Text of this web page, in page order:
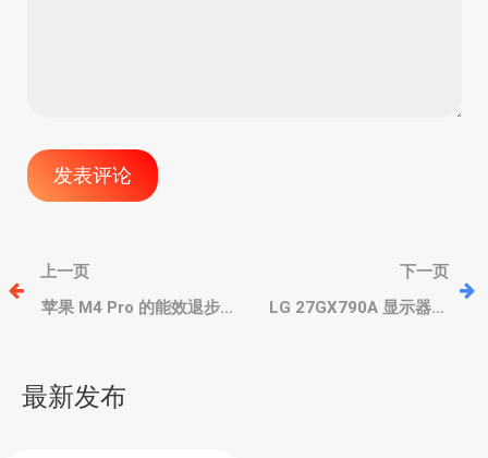
文
章
航
上一页
苹果 M4 Pro 的能效退步，
下一页
LG 27GX790A 显示器，
最新发布